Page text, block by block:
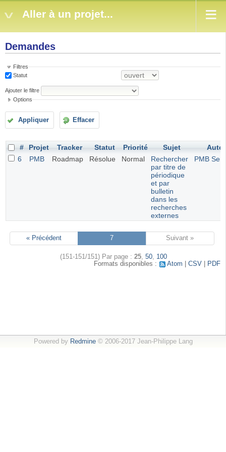
Aller à un projet...
Demandes
Filtres
Statut
Ajouter le filtre
Options
Appliquer Effacer
# Projet Tracker Statut Priorité Sujet
6
PMB Roadmap Résolue Normal
Rechercher
par titre de
périodique
et par
bulletin
dans les
recherches
externes
PMB
« Précédent 7 Suivant »
(151-151/151) Par page : 25, 50, 100
Formats disponibles :
Atom CSV PDF
Powered by Redmine© 2006-2017 Jean-Philippe Lang